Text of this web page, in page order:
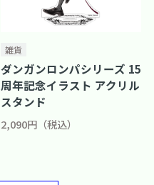
雑貨
ダンガンロンパシリーズ 15
周年記念イラスト アクリル
スタンド
2,090円（税込）